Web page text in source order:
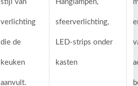
stijl van
verlichting
die de
keuken
aanvult.
Hanglampen,
sfeerverlichting,
LED-strips onder
kasten